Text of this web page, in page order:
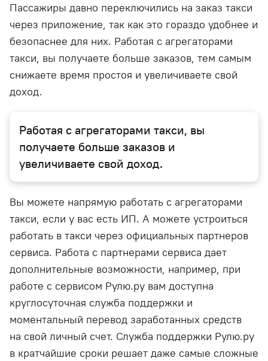
Пассажиры давно переключились на заказ такси
через приложение, так как это гораздо удобнее и
безопаснее для них. Работая с агрегаторами
такси, вы получаете больше заказов, тем самым
снижаете время простоя и увеличиваете свой
доход.
Работая с агрегаторами такси, вы
получаете больше заказов и
увеличиваете свой доход.
Вы можете напрямую работать с агрегаторами
такси, если у вас есть ИП. А можете устроиться
работать в такси через официальных партнеров
сервиса. Работа с партнерами сервиса дает
дополнительные возможности, например, при
работе с сервисом Рулю.ру вам доступна
круглосуточная служба поддержки и
моментальный перевод заработанных средств
на свой личный счет. Служба поддержки Рулю.ру
в кратчайшие сроки решает даже самые сложные